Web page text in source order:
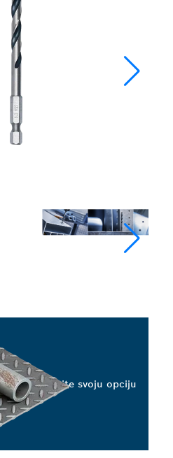
Odaberite svoju opciju